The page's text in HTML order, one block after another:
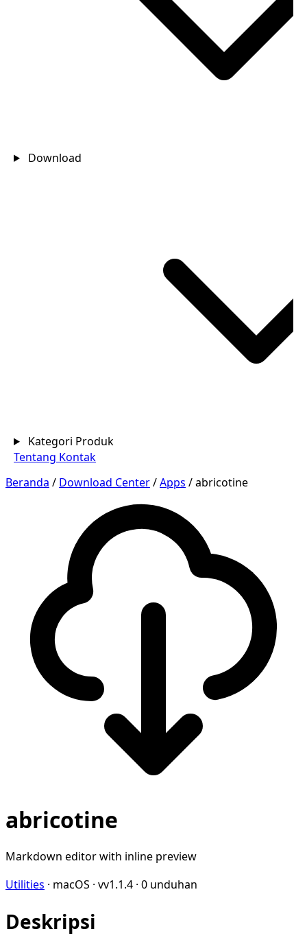
Download
Kategori Produk
Tentang Kontak
Beranda / Download Center/Apps /abricotine
abricotine
Markdown editor with inline preview
Utilities · macOS · vv1.1.4 · 0 unduhan
Deskripsi